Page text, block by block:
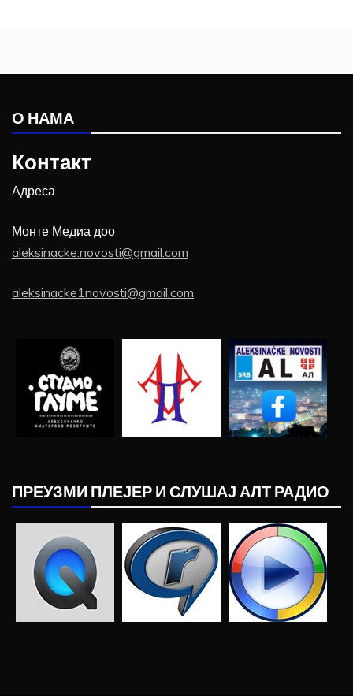
О НАМА
Контакт
Адреса
Монте Медиа доо
aleksinacke.novosti@gmail.com
aleksinacke1novosti@gmail.com
ПРЕУЗМИ ПЛЕЈЕР И СЛУШАЈ АЛТ РАДИО